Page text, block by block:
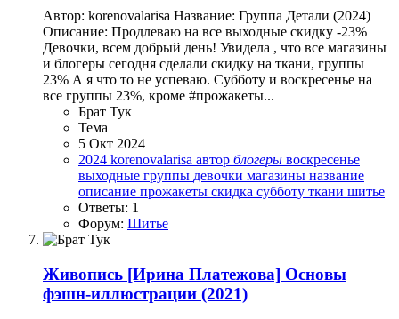
Автор: korenovalarisa Название: Группа Детали (2024)
Описание: Продлеваю на все выходные скидку -23%
Девочки, всем добрый день! Увидела , что все магазины
и блогеры сегодня сделали скидку на ткани, группы
23% А я что то не успеваю. Субботу и воскресенье на
все группы 23%, кроме #прожакеты...
Брат Тук
Тема
5 Окт 2024
2024 korenovalarisa автор блогеры воскресенье
выходные группы девочки магазины название
описание прожакеты скидка субботу ткани шитье
Ответы: 1
Форум: Шитье
Живопись [Ирина Платежова] Основы
фэшн-иллюстрации (2021)